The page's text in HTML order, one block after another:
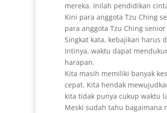
mereka. Inilah pendidikan
Kini para anggota Tzu Ching
para anggota Tzu Ching
Singkat kata, kebajikan harus
Intinya, waktu dapat
harapan.
Kita masih memiliki banyak
cepat. Kita hendak
kita tidak punya cukup waktu
Meski sudah tahu bagaimana